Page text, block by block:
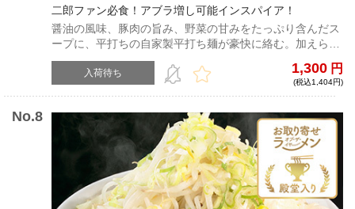
二郎ファン必食！アブラ増し可能インスパイア！
醤油の風味、豚肉の旨み、野菜の甘みをたっぷり含んだス
ープに、平打ちの自家製平打ち麺が豪快に絡む。加えられ
たジューシーな豚は、ボリューム満点で食べごたえ抜群。
別袋の味付き背脂を加えると、より一層コク旨スープに仕
上がる！
入荷待ち 1,300 円
(税込1,404円)